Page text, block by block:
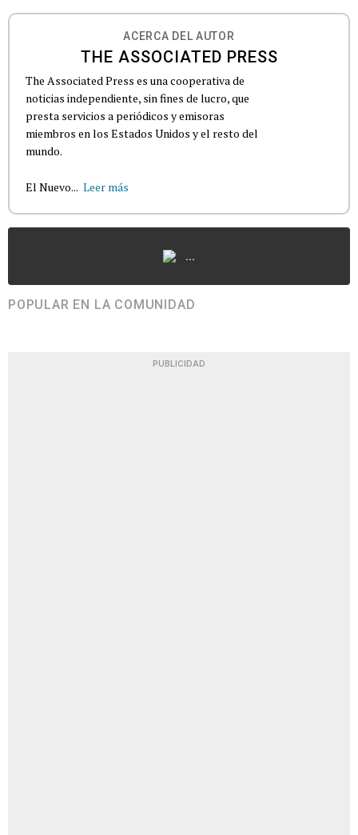
ACERCA DEL AUTOR
THE ASSOCIATED PRESS
The Associated Press es una cooperativa de
noticias independiente, sin fines de lucro, que
presta servicios a periódicos y emisoras
miembros en los Estados Unidos y el resto del
mundo.
El Nuevo... Leer más
...
POPULAR EN LA COMUNIDAD
PUBLICIDAD